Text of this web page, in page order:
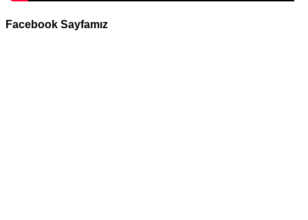
Facebook Sayfamız